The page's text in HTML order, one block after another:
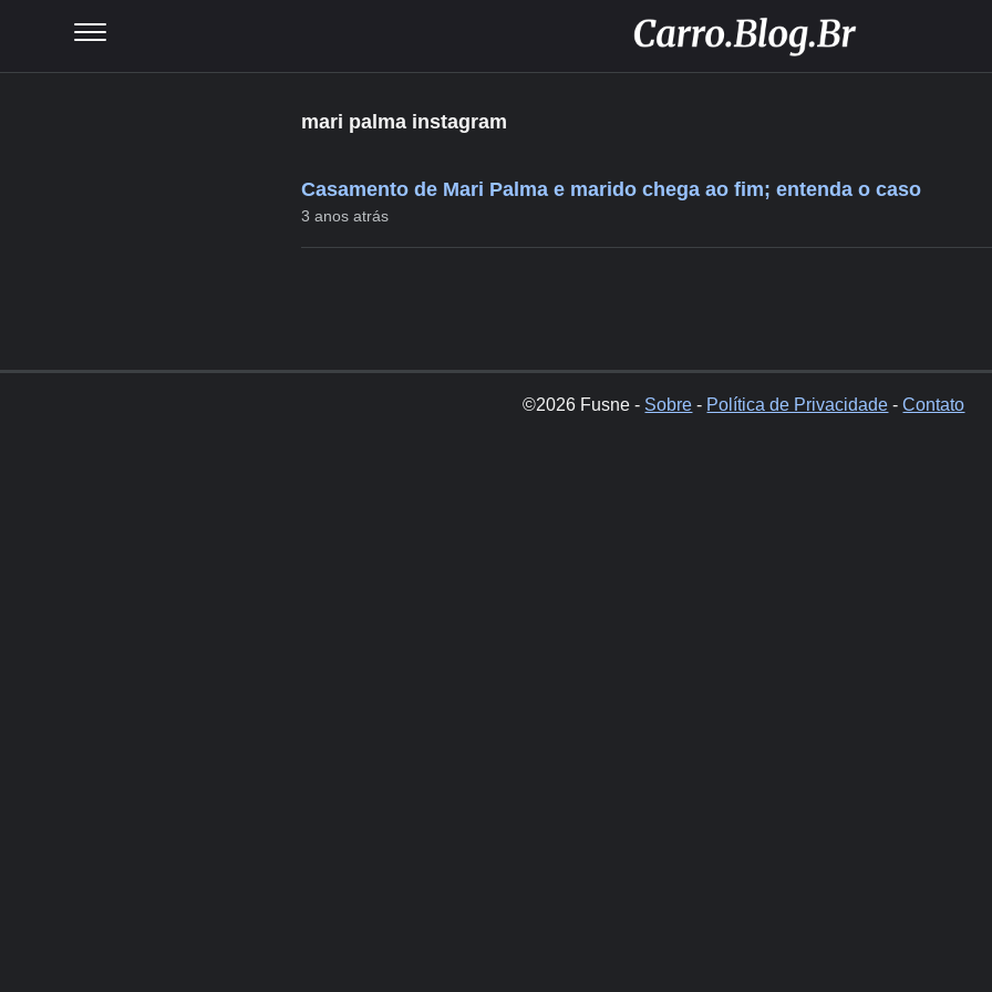
mari palma instagram
Casamento de Mari Palma e marido chega ao fim; entenda o caso
3 anos atrás
©2026 Fusne - Sobre - Política de Privacidade -Contato